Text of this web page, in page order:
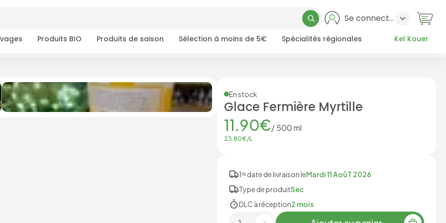
Se connecter
Produits BIO Produits de saison Sélection à moins de 5€
Spécialités régionales
Kel Kouer
En stock
Glace Fermière Myrtille
11.90€/500ml
23.80€/L
1ʳᵉ date de livraison leMardi 11 AoûT 2026
Type de produitSec
DLC à réception2 mois